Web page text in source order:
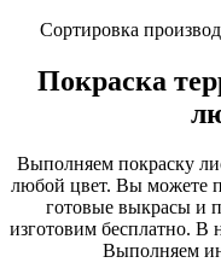
Сортировка
Покраска
Выполняем покраску
любой цвет. Вы можете
готовые выкрасы и
изготовим бесплатно. В
Выполняем